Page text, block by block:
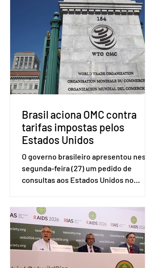
Brasil aciona OMC contra
tarifas impostas pelos
Estados Unidos
O governo brasileiro apresentou nesta
segunda-feira (27) um pedido de
consultas aos Estados Unidos no
(OMC), contestando duas medidas
tarifárias adotadas pelo país norte-
americano com base na Seção 301 da
Lei de Comércio de 1974. Segundo nota
divulgada pelo Ministério das Relações